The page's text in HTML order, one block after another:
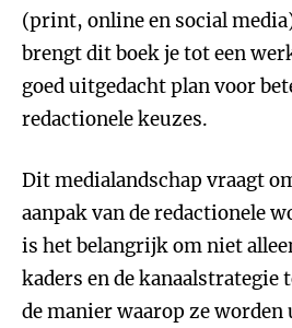
(print, online en social
brengt dit boek je tot een
goed uitgedacht plan voor
redactionele keuzes.
Dit medialandschap vraagt
aanpak van de redactionele
is het belangrijk om niet
kaders en de kanaalstrategie
de manier waarop ze worden